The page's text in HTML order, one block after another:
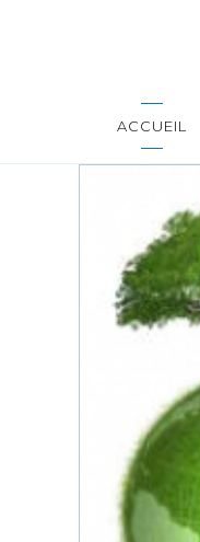
ACCUEIL